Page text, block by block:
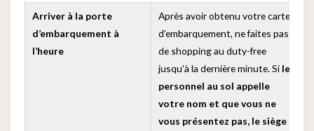
Arriver à la porte
d’embarquement à
l’heure
Après avoir obtenu votre carte
d’embarquement, ne faites pas
de shopping au duty-free
jusqu’à la dernière minute. Si le
personnel au sol appelle
votre nom et que vous ne
vous présentez pas, le siège